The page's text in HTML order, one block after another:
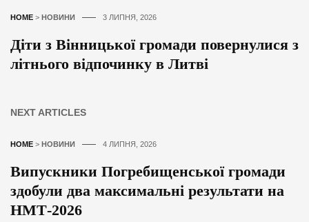
HOME > НОВИНИ 3 ЛИПНЯ, 2026
Діти з Вінницької громади повернулися з
літнього відпочинку в Литві
NEXT ARTICLES
HOME > НОВИНИ 4 ЛИПНЯ, 2026
Випускники Погребищенської громади
здобули два максимальні результати на
НМТ-2026